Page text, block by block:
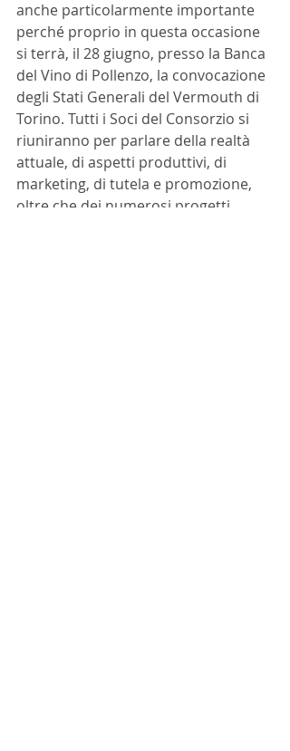
anche particolarmente importante
perché proprio in questa occasione
si terrà, il 28 giugno, presso la Banca
del Vino di Pollenzo, la convocazione
degli Stati Generali del Vermouth di
Torino. Tutti i Soci del Consorzio si
riuniranno per parlare della realtà
attuale, di aspetti produttivi, di
marketing, di tutela e promozione,
oltre che dei numerosi progetti